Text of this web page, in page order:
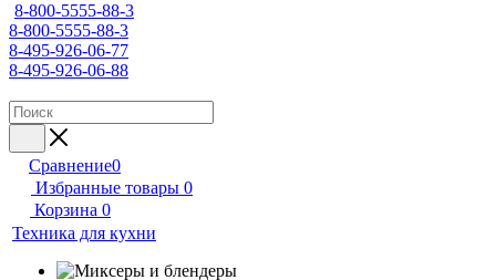
8-800-5555-88-3
8-800-5555-88-3
8-495-926-06-77
8-495-926-06-88
Сравнение0
Избранные товары 0
Корзина 0
Техника для кухни